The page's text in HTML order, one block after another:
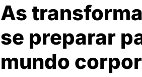
As
se preparar
mundo